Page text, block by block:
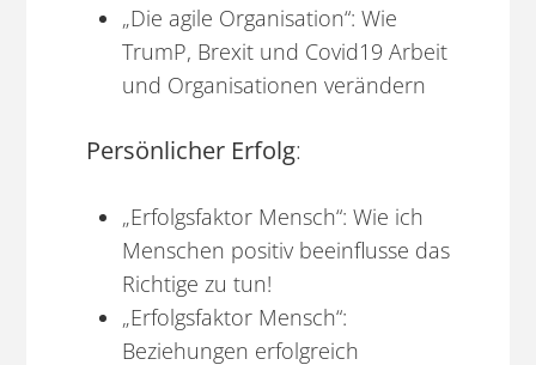
„Die agile Organisation“: Wie
TrumP, Brexit und Covid19 Arbeit
und Organisationen verändern
Persönlicher Erfolg:
„Erfolgsfaktor Mensch“: Wie ich
Menschen positiv beeinflusse das
Richtige zu tun!
„Erfolgsfaktor Mensch“:
Beziehungen erfolgreich